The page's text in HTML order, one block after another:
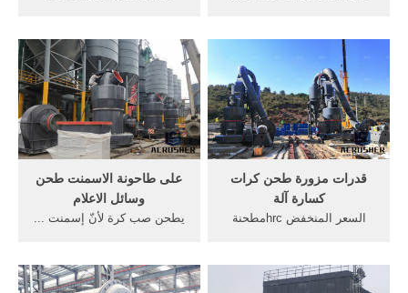
طحن طاحونه اسمنت ...
على طاحونة الاسمنت طحن
وسائل الاعلام
يطحن صب كرة لأنّ إسمنت ...
الصلب وسائل الإعلام.
قدرات مزورة طحن كرات
كسارة آلة
السعر المنخفض hrcمطحنة
وسائل الاعلام لمحطة ...